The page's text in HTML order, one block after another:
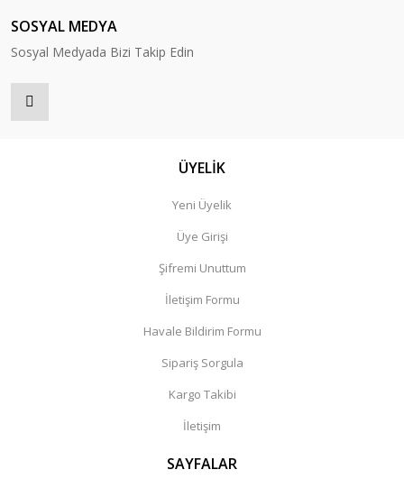
SOSYAL MEDYA
Sosyal Medyada Bizi Takip Edin
ÜYELİK
Yeni Üyelik
Üye Girişi
Şifremi Unuttum
İletişim Formu
Havale Bildirim Formu
Sipariş Sorgula
Kargo Takibi
İletişim
SAYFALAR